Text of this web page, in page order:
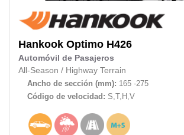
Hankook Optimo H426
Automóvil de Pasajeros
All-Season / Highway Terrain
Ancho de sección (mm): 165 -275
Código de velocidad: S,T,H,V